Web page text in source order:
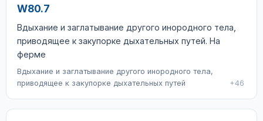
W80.7
Вдыхание и заглатывание другого инородного тела,
приводящее к закупорке дыхательных путей. На
ферме
Вдыхание и заглатывание другого инородного тела,
приводящее к закупорке дыхательных путей
+46